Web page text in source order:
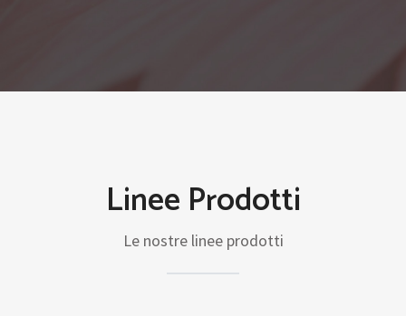
Linee Prodotti
Le nostre linee prodotti